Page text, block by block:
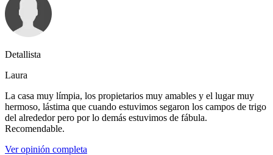
Detallista
Laura
La casa muy límpia, los propietarios muy amables y el lugar muy
hermoso, lástima que cuando estuvimos segaron los campos de trigo
del alrededor pero por lo demás estuvimos de fábula.
Recomendable.
Ver opinión completa